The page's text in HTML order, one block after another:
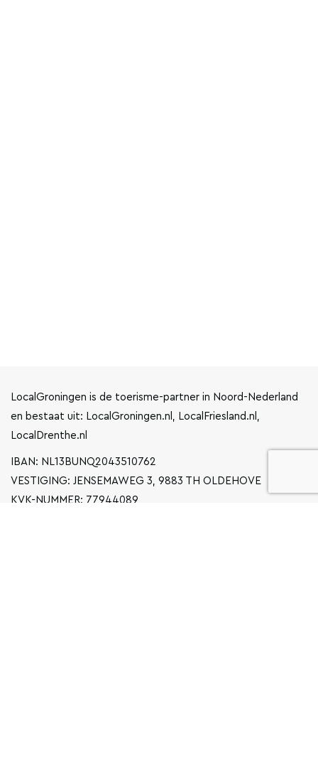
LocalGroningen is de toerisme-partner in Noord-Nederland
en bestaat uit: LocalGroningen.nl, LocalFriesland.nl,
LocalDrenthe.nl
IBAN: NL13BUNQ2043510762
VESTIGING: JENSEMAWEG 3, 9883 TH OLDEHOVE
KVK-NUMMER: 77944089